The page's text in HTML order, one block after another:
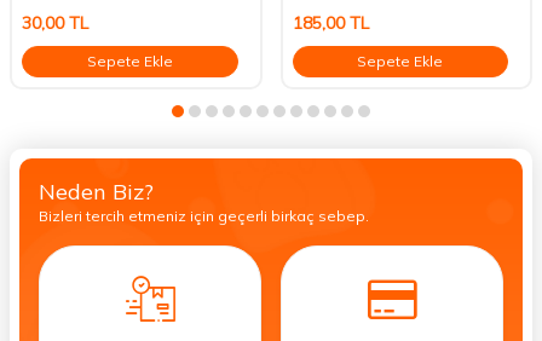
30,00TL
Sepete Ekle
185,00TL
Sepete Ekle
Neden Biz?
Bizleri tercih etmeniz için geçerli birkaç sebep.